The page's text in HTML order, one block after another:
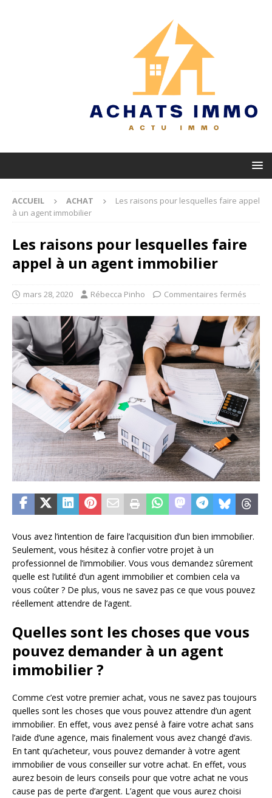
ACCUEIL ACHAT
Les raisons pour lesquelles faire appel
à un agent immobilier
Les raisons pour lesquelles faire
appel à un agent immobilier
mars 28, 2020 Rébecca Pinho Commentaires fermés
Vous avez l’intention de faire l’acquisition d’un bien immobilier.
Seulement, vous hésitez à confier votre projet à un
professionnel de l’immobilier. Vous vous demandez sûrement
quelle est l’utilité d’un agent immobilier et combien cela va
vous coûter ? De plus, vous ne savez pas ce que vous pouvez
réellement attendre de l’agent.
Quelles sont les choses que vous
pouvez demander à un agent
immobilier ?
Comme c’est votre premier achat, vous ne savez pas toujours
quelles sont les choses que vous pouvez attendre d’un agent
immobilier. En effet, vous avez pensé à faire votre achat sans
l’aide d’une agence, mais finalement vous avez changé d’avis.
En tant qu’acheteur, vous pouvez demander à votre agent
immobilier de vous conseiller sur votre achat. En effet, vous
aurez besoin de leurs conseils pour que votre achat ne vous
cause pas de perte d’argent. L’agent que vous aurez choisi